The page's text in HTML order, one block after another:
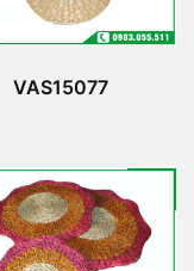
VAS15077